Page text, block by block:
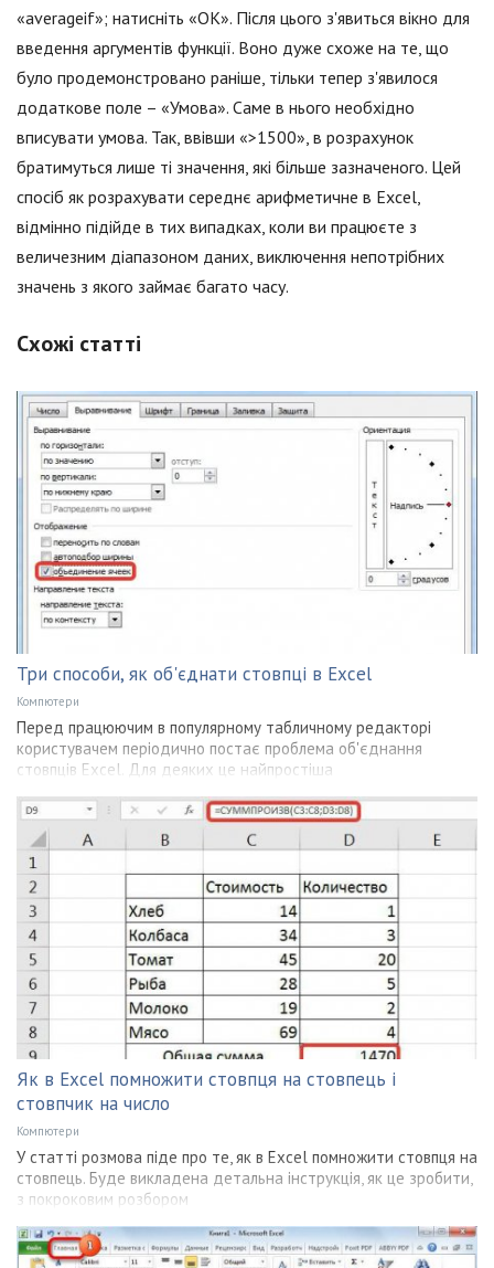
«averageif»; натисніть «ОК». Після цього з'явиться вікно для
введення аргументів функції. Воно дуже схоже на те, що
було продемонстровано раніше, тільки тепер з'явилося
додаткове поле – «Умова». Саме в нього необхідно
вписувати умова. Так, ввівши «>1500», в розрахунок
братимуться лише ті значення, які більше зазначеного. Цей
спосіб як розрахувати середнє арифметичне в Excel,
відмінно підійде в тих випадках, коли ви працюєте з
величезним діапазоном даних, виключення непотрібних
значень з якого займає багато часу.
Схожі статті
Три способи, як об'єднати стовпці в Excel
Компютери
Перед працюючим в популярному табличному редакторі
користувачем періодично постає проблема об'єднання
стовпців Excel. Для деяких це найпростіша
Як в Excel помножити стовпця на стовпець і
стовпчик на число
Компютери
У статті розмова піде про те, як в Excel помножити стовпця на
стовпець. Буде викладена детальна інструкція, як це зробити,
з покроковим розбором